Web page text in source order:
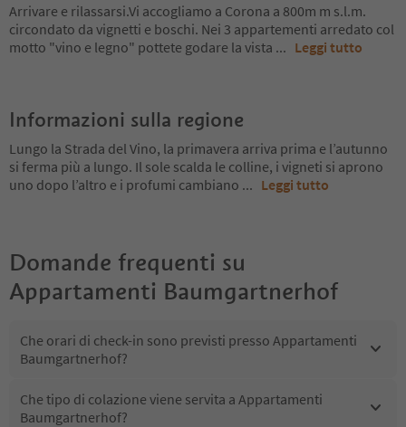
Arrivare e rilassarsi.Vi accogliamo a Corona a 800m m s.l.m.
circondato da vignetti e boschi. Nei 3 appartementi arredato col
motto "vino e legno" pottete godare la vista ... Leggi tutto
Informazioni sulla regione
Lungo la Strada del Vino, la primavera arriva prima e l’autunno
si ferma più a lungo. Il sole scalda le colline, i vigneti si aprono
uno dopo l’altro e i profumi cambiano ... Leggi tutto
Domande frequenti su
Appartamenti Baumgartnerhof
Che orari di check-in sono previsti presso Appartamenti
Baumgartnerhof?
Che tipo di colazione viene servita a Appartamenti
Baumgartnerhof?